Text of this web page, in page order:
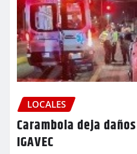
LOCALES
Carambola deja
IGAVEC